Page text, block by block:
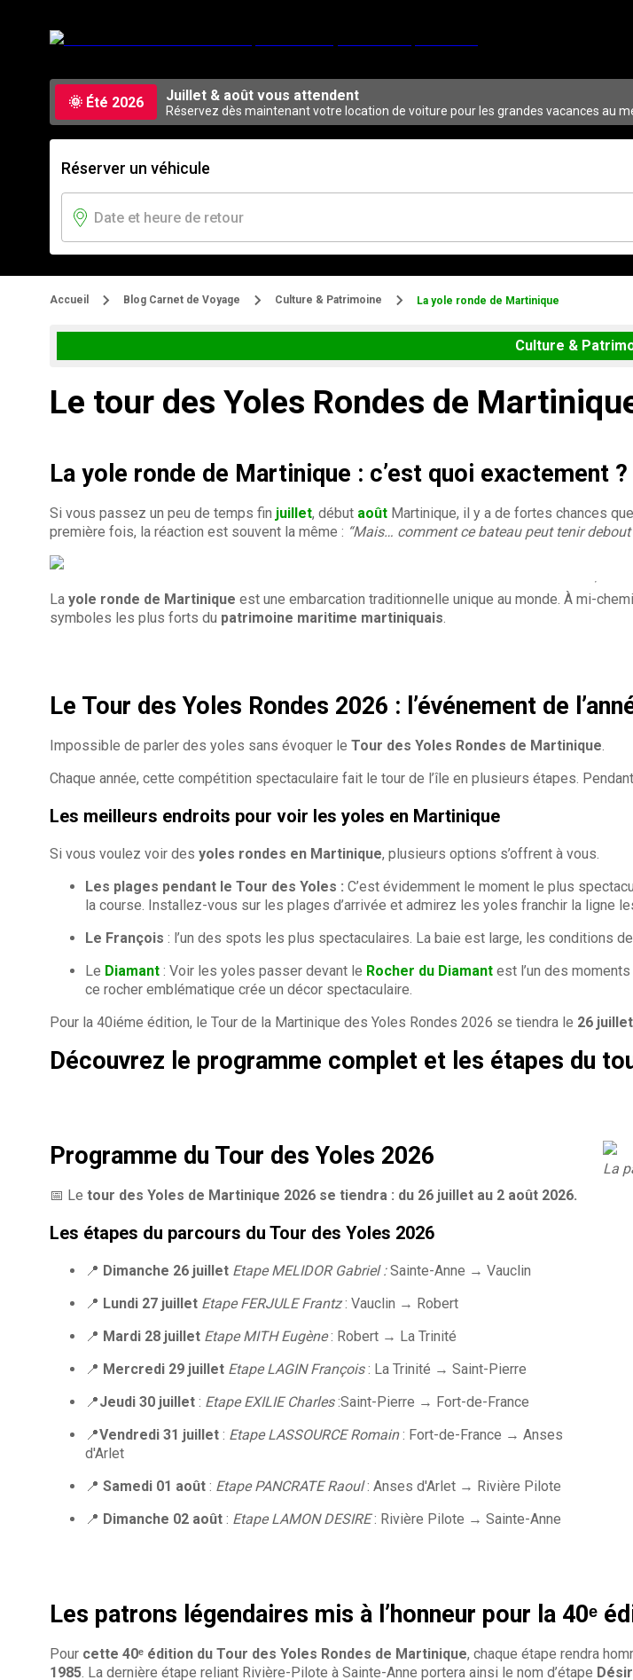
🌞 Été 2026 Juillet & août vous attendent
Réservez dès maintenant votre location de voiture pour les grandes vacances au
Réserver un véhicule
Accueil Blog Carnet de Voyage Culture & Patrimoine La yole ronde de Martinique
Culture &
Le tour des Yoles Rondes de
La yole ronde de Martinique : c’est quoi exactement ?
Si vous passez un peu de temps fin juillet, début août Martinique, il y a de fortes chances
première fois, la réaction est souvent la même : “Mais… comment ce bateau peut tenir debout
La yole ronde de Martinique est une embarcation traditionnelle unique au monde. À mi-
symboles les plus forts du patrimoine maritime martiniquais.
Le Tour des Yoles Rondes 2026 : l’événement de
Impossible de parler des yoles sans évoquer le Tour des Yoles Rondes de Martinique.
Chaque année, cette compétition spectaculaire fait le tour de l’île en plusieurs étapes.
Les meilleurs endroits pour voir les yoles en Martinique
Si vous voulez voir des yoles rondes en Martinique, plusieurs options s’offrent à vous.
Les plages pendant le Tour des Yoles : C’est évidemment le moment le plus
la course. Installez-vous sur les plages d’arrivée et admirez les yoles franchir la ligne
Le François : l’un des spots les plus spectaculaires. La baie est large, les conditions
Le Diamant : Voir les yoles passer devant le Rocher du Diamant est l’un des
ce rocher emblématique crée un décor spectaculaire.
Pour la 40iéme édition, le Tour de la Martinique des Yoles Rondes 2026 se tiendra le 26
Découvrez le programme complet et les étapes du
Programme du Tour des Yoles 2026
📅 Le tour des Yoles de Martinique 2026 se tiendra : du 26 juillet au 2 août 2026.
Les étapes du parcours du Tour des Yoles 2026
📍 Dimanche 26 juillet Etape MELIDOR Gabriel :Sainte-Anne → Vauclin
📍 Lundi 27 juillet Etape FERJULE Frantz: Vauclin → Robert
📍 Mardi 28 juillet Etape MITH Eugène: Robert → La Trinité
📍 Mercredi 29 juillet Etape LAGIN François: La Trinité → Saint-Pierre
📍Jeudi 30 juillet : Etape EXILIE Charles:Saint-Pierre → Fort-de-France
📍Vendredi 31 juillet : Etape LASSOURCE Romain: Fort-de-France → Anses
d'Arlet
📍 Samedi 01 août : Etape PANCRATE Raoul: Anses d'Arlet → Rivière Pilote
📍 Dimanche 02 août : Etape LAMON DESIRE: Rivière Pilote → Sainte-Anne
La
Les patrons légendaires mis à l’honneur pour la 40ᵉ
Pour cette 40ᵉ édition du Tour des Yoles Rondes de Martinique, chaque étape rendra
1985. La dernière étape reliant Rivière-Pilote à Sainte-Anne portera ainsi le nom d’étape